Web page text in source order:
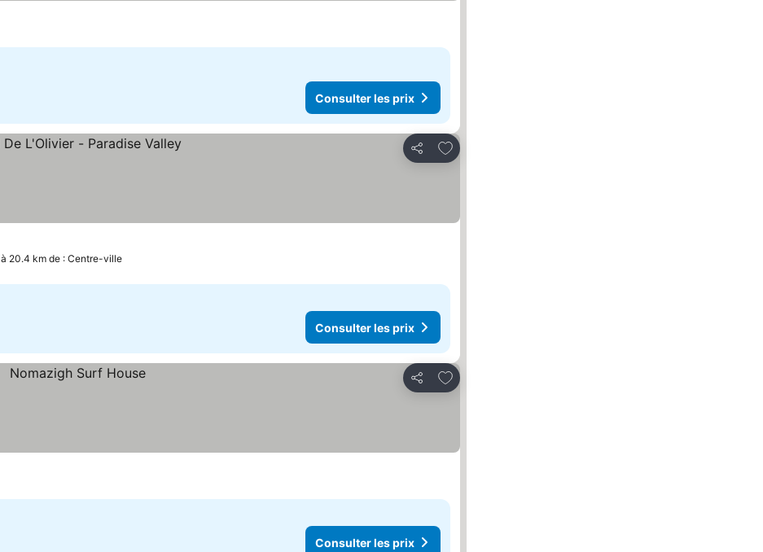
Consulter les prix
Partager
Ajouter à mes favoris
à 20.4 km de : Centre-ville
Consulter les prix
Partager
Ajouter à mes favoris
Consulter les prix